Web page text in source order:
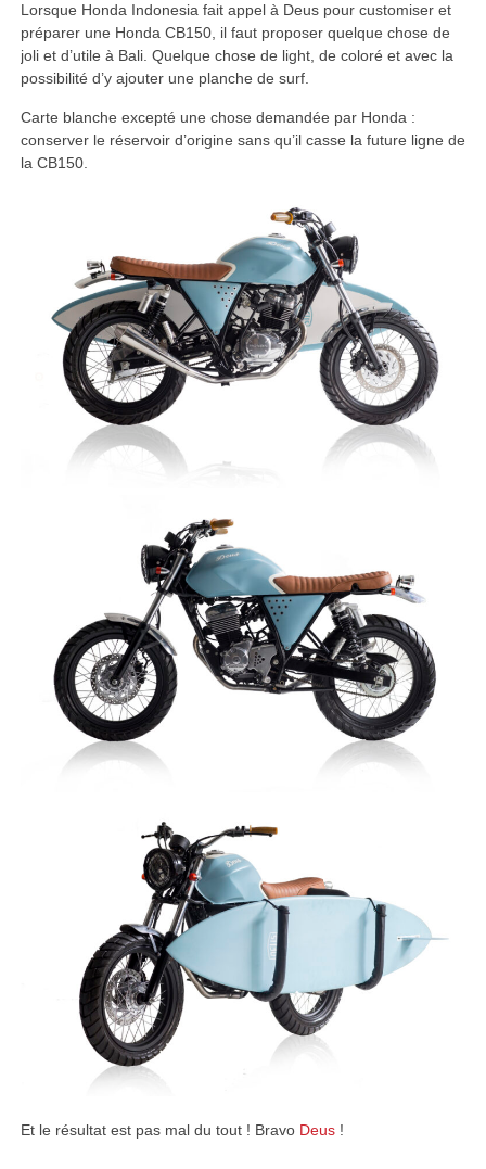
Lorsque Honda Indonesia fait appel à Deus pour customiser et
préparer une Honda CB150, il faut proposer quelque chose de
joli et d’utile à Bali. Quelque chose de light, de coloré et avec la
possibilité d’y ajouter une planche de surf.
Carte blanche excepté une chose demandée par Honda :
conserver le réservoir d’origine sans qu’il casse la future ligne de
la CB150.
Et le résultat est pas mal du tout ! Bravo Deus!